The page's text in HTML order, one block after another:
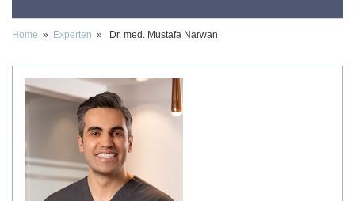
Home » Experten » Dr. med. Mustafa Narwan